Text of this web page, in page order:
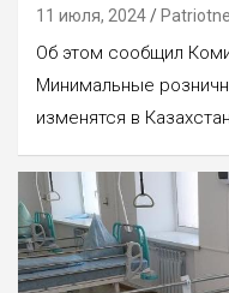
11 июля, 2024
Об этом сообщил
Минимальные
изменятся в